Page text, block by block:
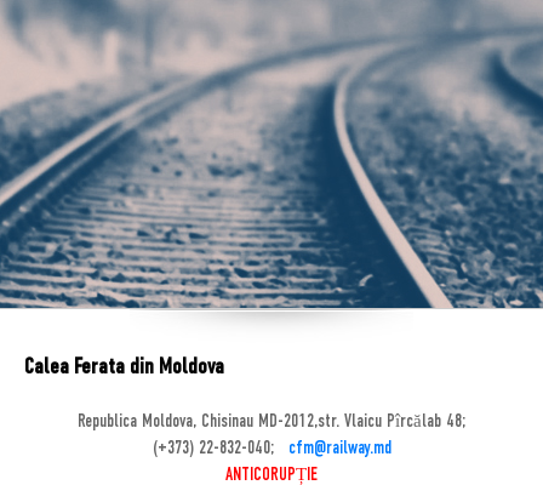
Calea Ferata din Moldova
Republica Moldova, Chisinau MD-2012,str. Vlaicu Pîrcălab 48;
(+373) 22-832-040;
cfm@railway.md
ANTICORUPȚIE